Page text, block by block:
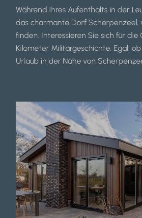
Während Ihres Aufenthalts in der
das charmante Dorf
finden. Interessieren Sie sich für
Kilometer Militärgeschichte. Egal,
Urlaub in der Nähe von